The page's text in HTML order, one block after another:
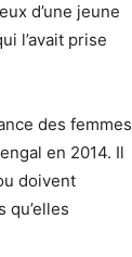
d’une jeune
l’avait prise
des femmes
en 2014. Il
doivent
qu’elles